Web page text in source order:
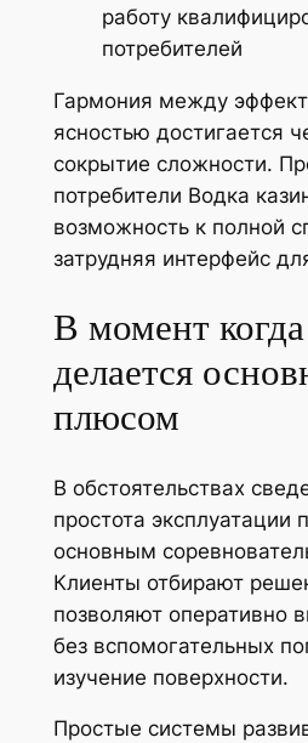
работу
потребителей
Гармония между
ясностью достигается
сокрытие сложности.
потребители Водка
возможность к полной
затрудняя интерфейс
В момент
делается
плюсом
В обстоятельствах
простота эксплуатации
основным
Клиенты отбирают
позволяют оперативно
без вспомогательных
изучение поверхности.
Простые системы